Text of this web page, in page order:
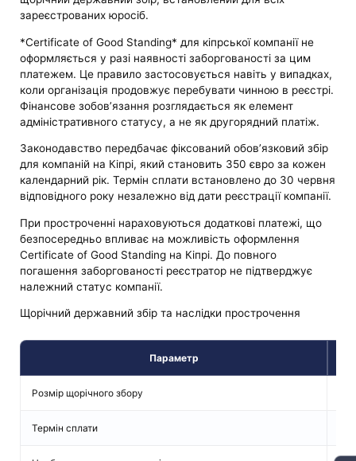
зареєстрованих юросіб.
*Certificate of Good Standing* для кіпрської компанії не
оформляється у разі наявності заборгованості за цим
платежем. Це правило застосовується навіть у випадках,
коли організація продовжує перебувати чинною в реєстрі.
Фінансове зобов’язання розглядається як елемент
адміністративного статусу, а не як другорядний платіж.
Законодавство передбачає фіксований обов’язковий збір
для компаній на Кіпрі, який становить 350 євро за кожен
календарний рік. Термін сплати встановлено до 30 червня
відповідного року незалежно від дати реєстрації компанії.
При простроченні нараховуються додаткові платежі, що
безпосередньо впливає на можливість оформлення
Certificate of Good Standing на Кіпрі. До повного
погашення заборгованості реєстратор не підтверджує
належний статус компанії.
Щорічний державний збір та наслідки прострочення
Параметр
Розмір щорічного збору
Термін сплати